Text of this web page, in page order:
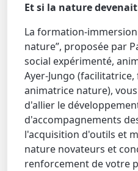
Et si la nature
La formation-
nature”, proposée par
social expérimenté,
Ayer-Jungo
animatrice nature),
d'allier le
d'accompagnements
l'acquisition d'outils et
nature novateurs et
renforcement de votre